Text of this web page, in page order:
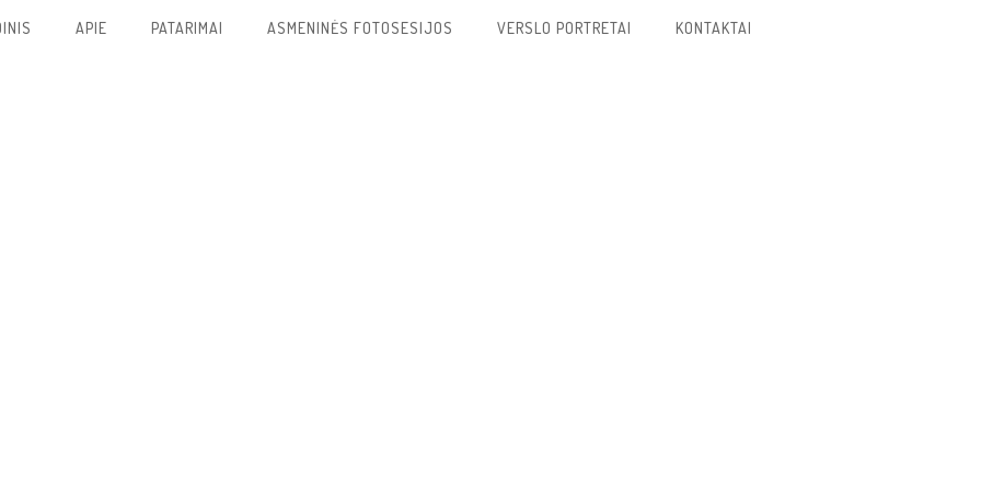
APIE PATARIMAI ASMENINĖS FOTOSESIJOS VERSLO PORTRETAI KONTAKTAI